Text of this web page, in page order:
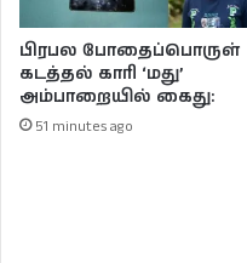
பிரபல போதைப்பொருள்
கடத்தல் காரி ‘மது’
அம்பாறையில் கைது:
51 minutes ago